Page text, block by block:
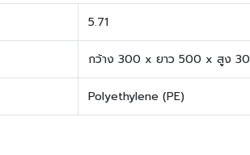
5.71
กว้าง 300 x ยาว 500 x สูง 30
Polyethylene (PE)